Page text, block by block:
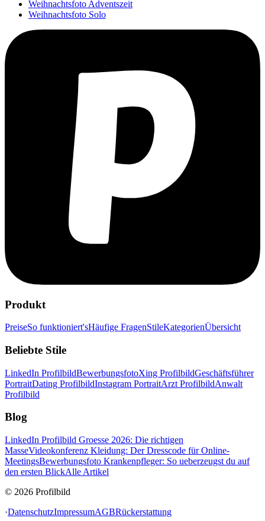
Weihnachtsfoto Adventszeit
Weihnachtsfoto Solo
Produkt
PreiseSo funktioniert'sHäufige FragenStileKategorienÜbersicht
Beliebte Stile
LinkedIn ProfilbildBewerbungsfotoXing ProfilbildGeschäftsführer
PortraitDating ProfilbildInstagram PortraitArzt ProfilbildAnwalt
Profilbild
Blog
LinkedIn Profilbild Groesse 2026: Die richtigen
MasseVideokonferenz Kleidung: Der Dresscode für Online-
MeetingsBewerbungsfoto Krankenpfleger: So ueberzeugst du auf
den ersten BlickAlle Artikel
© 2026 Profilbild
·DatenschutzImpressumAGBRückerstattung